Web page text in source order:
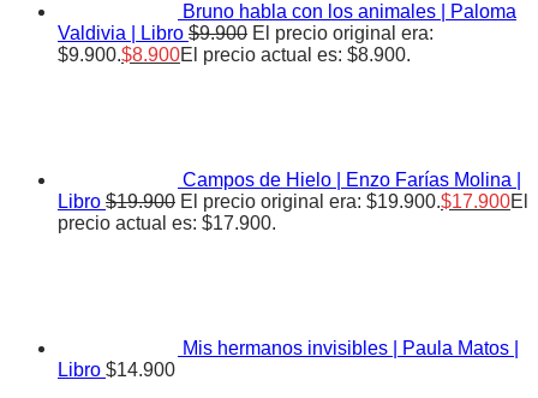
Bruno habla con los animales | Paloma
Valdivia | Libro $9.900 El precio original era:
$9.900.$8.900El precio actual es: $8.900.
Campos de Hielo | Enzo Farías Molina |
Libro $19.900 El precio original era: $19.900.$17.900El
precio actual es: $17.900.
Mis hermanos invisibles | Paula Matos |
Libro $14.900